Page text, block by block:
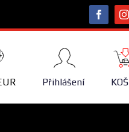
Přihlášení